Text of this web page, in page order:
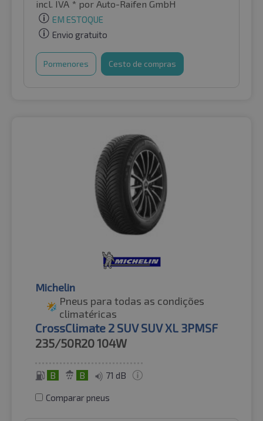
incl. IVA * por Auto-Raifen GmbH
EM ESTOQUE
Envio gratuito
Pormenores Cesto de compras
Michelin
Pneus para todas as condições
climatéricas
CrossClimate 2 SUV SUV XL 3PMSF
235/50R20104W
B B 71 dB
Comparar pneus